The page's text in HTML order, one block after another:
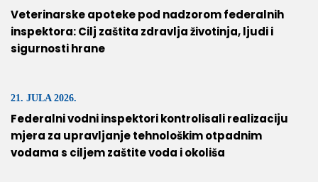
Veterinarske apoteke pod nadzorom federalnih
inspektora: Cilj zaštita zdravlja životinja, ljudi i
sigurnosti hrane
21. JULA 2026.
Federalni vodni inspektori kontrolisali realizaciju
mjera za upravljanje tehnološkim otpadnim
vodama s ciljem zaštite voda i okoliša